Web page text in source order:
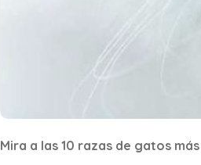
Mira a las 10 razas de gatos